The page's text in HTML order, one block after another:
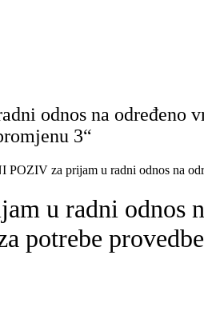
odnos na određeno
3“
POZIV za prijam u radni odnos na
u radni odnos
potrebe